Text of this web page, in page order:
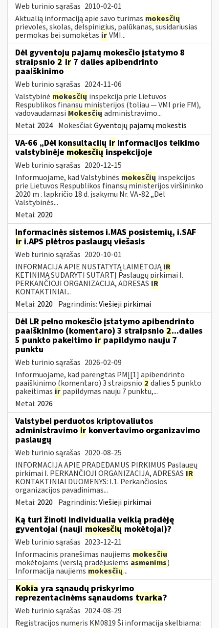
Web turinio sąrašas 2010-02-01
Aktualią informaciją apie savo turimas mokesčių
prievoles, skolas, delspinigius, palūkanas, susidariusias
permokas bei sumokėtas irVMI...
Dėl gyventojų pajamų mokesčio įstatymo 8
straipsnio 2 ir 7 dalies apibendrinto
paaiškinimo
Web turinio sąrašas 2024-11-06
Valstybinė mokesčių inspekcija prie Lietuvos
Respublikos finansų ministerijos (toliau — VMI prie FM),
vadovaudamasi Mokesčių administravimo...
Metai: 2024 Mokesčiai:Gyventojų pajamų mokestis
VA-66 „Dėl konsultacijų ir informacijos teikimo
valstybinėje mokesčių inspekcijoje
Web turinio sąrašas 2020-12-15
Informuojame, kad Valstybinės mokesčių inspekcijos
prie Lietuvos Respublikos finansų ministerijos viršininko
2020 m . lapkričio 18 d. įsakymu Nr. VA-82 „Dėl
Valstybinės...
Metai: 2020
Informacinės sistemos i.MAS posistemių, i.SAF
ir i.APS plėtros paslaugų viešasis
Web turinio sąrašas 2020-10-01
INFORMACIJA APIE NUSTATYTĄ LAIMĖTOJĄIR
KETINIMĄ SUDARYTI SUTARTĮ Paslaugų pirkimai I.
PERKANČIOJI ORGANIZACIJA, ADRESAS IR
KONTAKTINIAI...
Metai: 2020 Pagrindinis:Viešieji pirkimai
Dėl LR pelno mokesčio įstatymo apibendrinto
paaiškinimo (komentaro) 3 straipsnio 2...dalies
5 punkto pakeitimo ir papildymo nauju 7
punktu
Web turinio sąrašas 2026-02-09
Informuojame, kad parengtas PMĮ[1] apibendrinto
paaiškinimo (komentaro) 3 straipsnio 2 dalies 5 punkto
pakeitimas ir papildymas nauju 7 punktu,...
Metai: 2026
Valstybei perduotos kriptovaliutos
administravimo ir konvertavimo organizavimo
paslaugų
Web turinio sąrašas 2020-08-25
INFORMACIJA APIE PRADEDAMUS PIRKIMUS Paslaugų
pirkimai I. PERKANČIOJI ORGANIZACIJA, ADRESAS IR
KONTAKTINIAI DUOMENYS: I.1. Perkančiosios
organizacijos pavadinimas...
Metai: 2020 Pagrindinis:Viešieji pirkimai
Ką turi žinoti individualią veiklą pradėję
gyventojai (nauji mokesčių mokėtojai)?
Web turinio sąrašas 2023-12-21
Informacinis pranešimas naujiems mokesčių
mokėtojams (verslą pradėjusiems asmenims)
Informacija naujiems mokesčių...
Kokia yra sąnaudų priskyrimo
reprezentacinėms sąnaudoms tvarka?
Web turinio sąrašas 2024-08-29
Registracijos numeris KM0819 Ši informacija skelbiama: